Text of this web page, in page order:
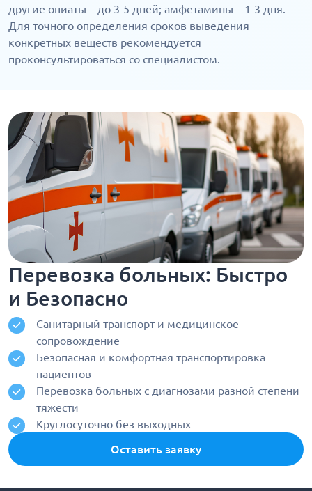
другие опиаты – до 3-5 дней; амфетамины – 1-3 дня.
Для точного определения сроков выведения
конкретных веществ рекомендуется
проконсультироваться со специалистом.
Перевозка больных: Быстро
и Безопасно
Санитарный транспорт и медицинское
сопровождение
Безопасная и комфортная транспортировка
пациентов
Перевозка больных с диагнозами разной степени
тяжести
Круглосуточно без выходных
Оставить заявку